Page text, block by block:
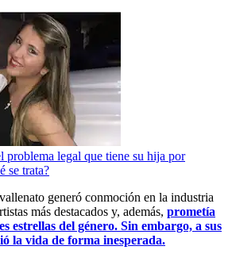
problema legal que tiene su hija por
se trata?
generó conmoción en la industria
más destacados y, además, prometía
estrellas del género. Sin embargo, a sus
la vida de forma inesperada.